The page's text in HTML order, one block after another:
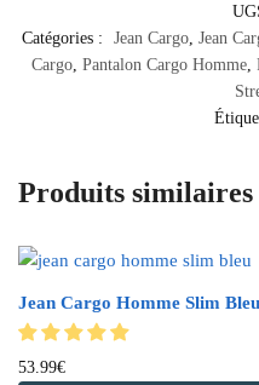
Catégories :
Jean Cargo, Jean
Cargo, Pantalon Cargo Homme,
Produits similaires
Jean Cargo Homme Slim Bleu
53.99€